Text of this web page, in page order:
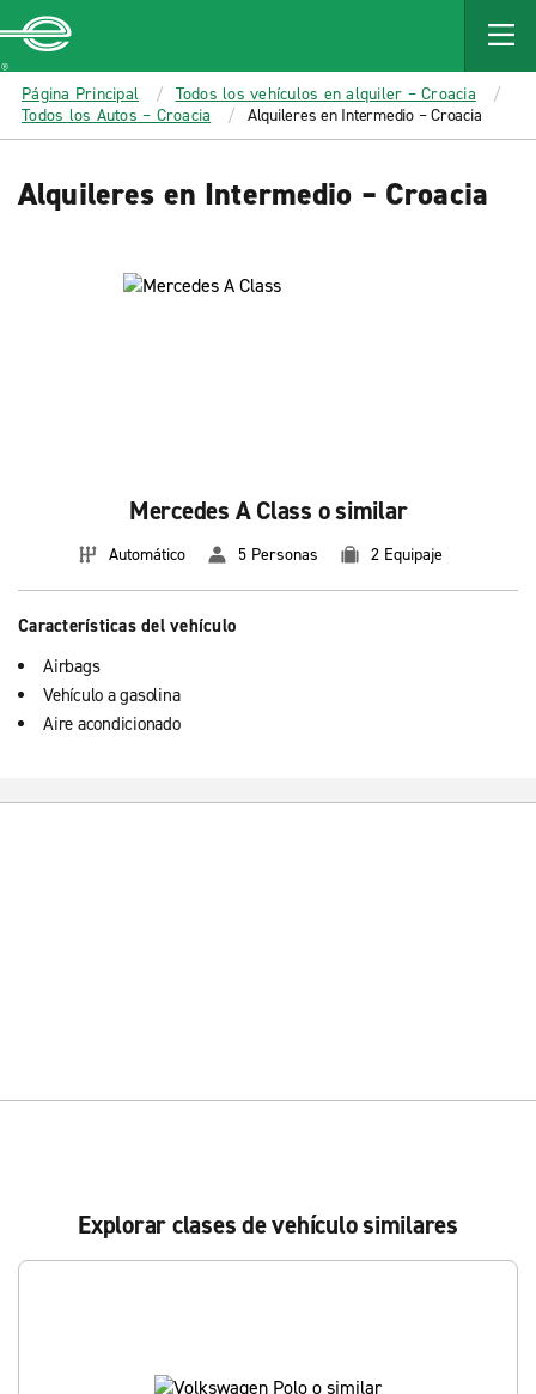
MAIN
CONTENT
Enterprise
Página Principal
Todos los vehículos en alquiler – Croacia
Todos los Autos – Croacia
Alquileres en Intermedio – Croacia
Alquileres en Intermedio – Croacia
Mercedes A Class o similar
Automático 5 Personas 2 Equipaje
Características del vehículo
Airbags
Vehículo a gasolina
Aire acondicionado
Explorar clases de vehículo similares